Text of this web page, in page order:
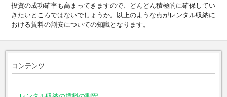
投資の成功確率も高まってきますので、どんどん積極的に確保してい
きたいところではないでしょうか。以上のような点がレンタル収納に
おける賃料の割安についての知識となります。
コンテンツ